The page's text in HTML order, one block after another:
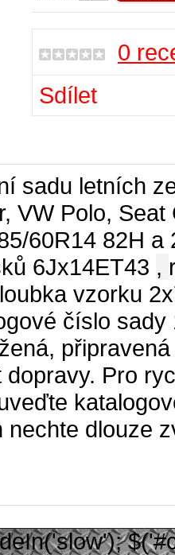
0
Sdílet
sadu letních
VW Polo,
60R14 82H a
6Jx14ET43 ,
vzorku
číslo
Pro
nechte dlouze